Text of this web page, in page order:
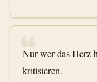
❝
Nur wer das Herz
kritisieren.